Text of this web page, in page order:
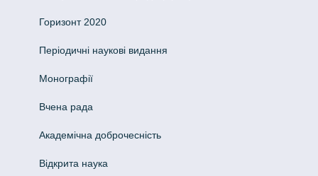
Горизонт 2020
Періодичні наукові видання
Монографії
Вчена рада
Академічна доброчесність
Відкрита наука